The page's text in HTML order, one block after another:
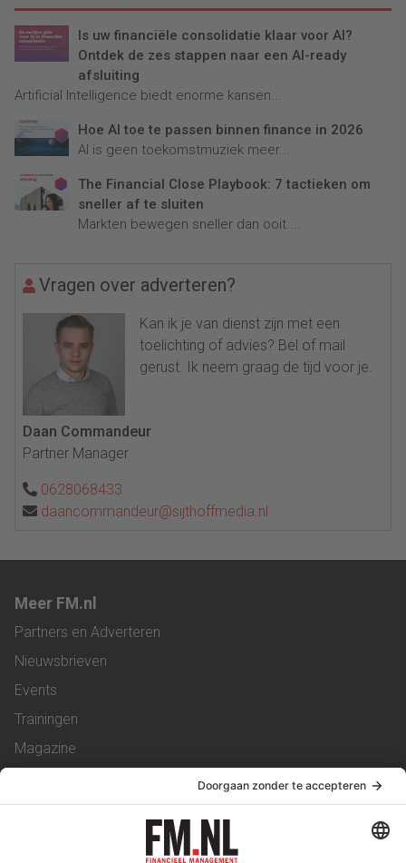
Is uw financiële consolidatie klaar voor AI?
Ontdek de zes stappen naar een AI-ready
afsluiting
Artificial Intelligence biedt enorme kansen...
Hoe AI toe te passen binnen finance in 2026
AI is geen toekomstmuziek meer...
The Financial Close Playbook: 7 tactieken om
sneller af te sluiten
Markten bewegen sneller dan ooit....
Vragen over adverteren?
Kan ik je van dienst zijn met een
toelichting of advies? Bel of mail
gerust. Ik neem graag de tijd voor je.
Daan Commandeur
Partner Manager
0628068433
daancommandeur@sijthoffmedia.nl
Meer FM.nl
Partners en Adverteren
Nieuwsbrieven
Events
Trainingen
Magazine
Service & Contact